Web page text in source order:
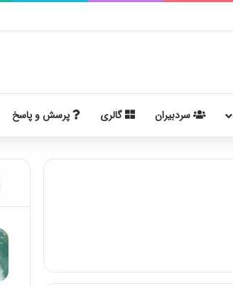
سردبیران گالری پرسش و پاسخ